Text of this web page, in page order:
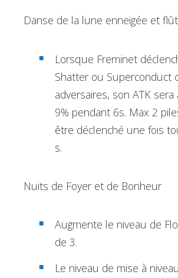
Danse de la lune enneigée et
Lorsque Freminet
Shatter ou Superconduct
adversaires, son ATK
9% pendant 6s. Max 2
être déclenché une fois
s.
Nuits de Foyer et de Bonheur
Augmente le niveau de
de 3.
Le niveau de mise à